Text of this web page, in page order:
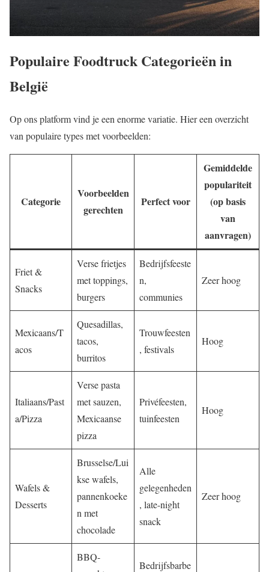
Populaire Foodtruck Categorieën in
België
Op ons platform vind je een enorme variatie. Hier een overzicht
van populaire types met voorbeelden:
Categorie
Voorbeelden
gerechten
Perfect voor
Gemiddelde
populariteit
(op basis
van
aanvragen)
Friet &
Snacks
Verse frietjes
met toppings,
burgers
Bedrijfsfeeste
n,
communies
Zeer hoog
Mexicaans/T
acos
Quesadillas,
tacos,
burritos
Trouwfeesten
, festivals
Hoog
Italiaans/Past
a/Pizza
Verse pasta
met sauzen,
Mexicaanse
pizza
Privéfeesten,
tuinfeesten
Hoog
Wafels &
Desserts
Brusselse/Lui
kse wafels,
pannenkoeke
n met
chocolade
Alle
gelegenheden
, late-night
snack
Zeer hoog
BBQ-
Bedrijfsbarbe